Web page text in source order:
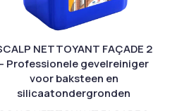
NETTOYANT FAÇADE 2
– Professionele gevelreiniger
voor baksteen en
silicaatondergronden